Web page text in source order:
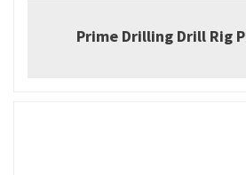
Prime Drilling Drill Rig